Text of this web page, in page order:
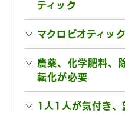
ティック
マクロビオティッ
農薬、化学肥料、
転化が必要
1人1人が気付き、